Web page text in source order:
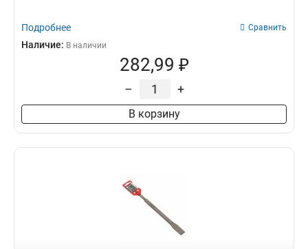
Подробнее Сравнить
Наличие: В наличии
282,99 ₽
– +
В корзину